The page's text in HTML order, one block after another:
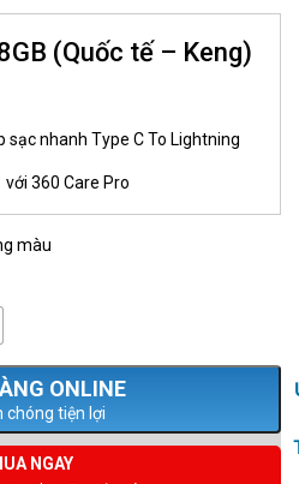
(Quốc tế – Keng)
sạc nhanh Type C To Lightning
360 Care Pro
màu
chóng tiện lợi
NGAY